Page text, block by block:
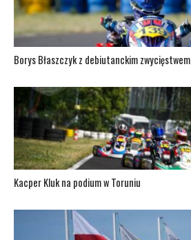
Borys Błaszczyk z debiutanckim zwycięstwem
Kacper Kluk na podium w Toruniu